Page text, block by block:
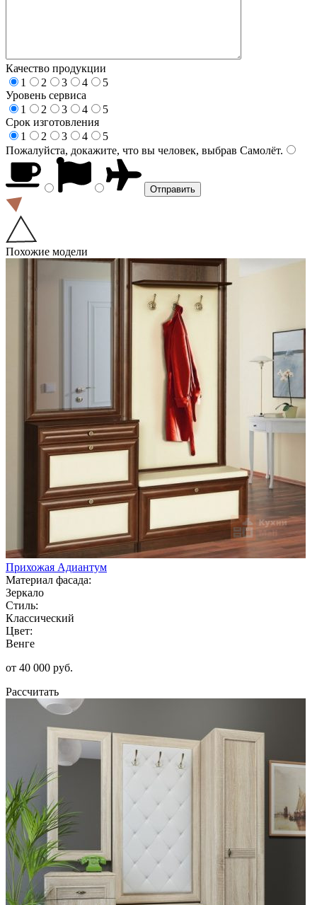
Качество продукции
1
2 3 4
5
Уровень сервиса
1
2 3 4
5
Срок изготовления
1
2 3 4
5
Пожалуйста, докажите, что вы человек, выбрав Самолёт.
Похожие модели
Прихожая Адиантум
Материал фасада:
Зеркало
Стиль:
Классический
Цвет:
Венге
от 40 000 руб.
Рассчитать